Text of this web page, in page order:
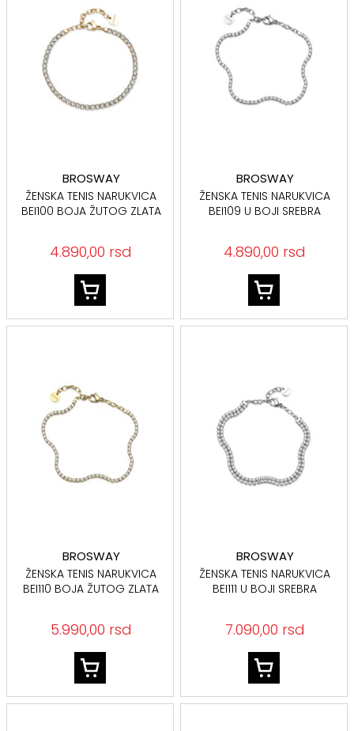
BROSWAY
ŽENSKA TENIS NARUKVICA
BEI100 BOJA ŽUTOG ZLATA
4.890,00 rsd
BROSWAY
ŽENSKA TENIS NARUKVICA
BEI109 U BOJI SREBRA
4.890,00 rsd
BROSWAY
ŽENSKA TENIS NARUKVICA
BEI110 BOJA ŽUTOG ZLATA
5.990,00 rsd
BROSWAY
ŽENSKA TENIS NARUKVICA
BEI111 U BOJI SREBRA
7.090,00 rsd